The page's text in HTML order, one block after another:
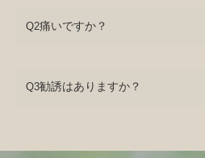
Q2痛いですか？
Q3勧誘はありますか？